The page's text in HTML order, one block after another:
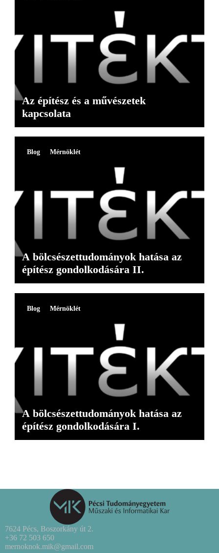
Az építész és a művészetek
kapcsolata
Blog Mérnöklét
A bölcsészettudományok hatása az
építész gondolkodására II.
Blog Mérnöklét
A bölcsészettudományok hatása az
építész gondolkodására I.
7624 Pécs, Boszorkány út 2.
+36 72 503 650
mernoknok.mik@gmail.com